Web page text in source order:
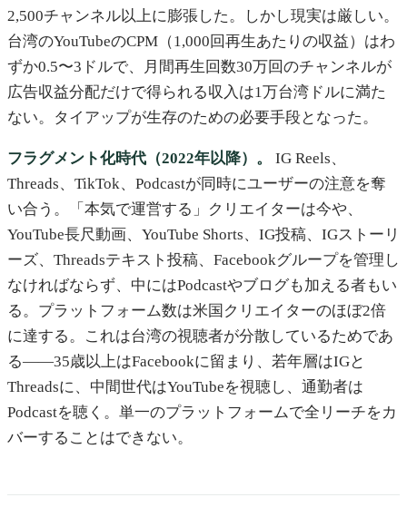
2,500チャンネル以上に膨張した。しかし現実は厳しい。
台湾のYouTubeのCPM（1,000回再生あたりの収益）はわ
ずか0.5〜3ドルで、月間再生回数30万回のチャンネルが
広告収益分配だけで得られる収入は1万台湾ドルに満た
ない。タイアップが生存のための必要手段となった。
フラグメント化時代（2022年以降）。
IG Reels、
Threads、TikTok、Podcastが同時にユーザーの注意を奪
い合う。「本気で運営する」クリエイターは今や、
YouTube長尺動画、YouTube Shorts、IG投稿、IGストーリ
ーズ、Threadsテキスト投稿、Facebookグループを管理し
なければならず、中にはPodcastやブログも加える者もい
る。プラットフォーム数は米国クリエイターのほぼ2倍
に達する。これは台湾の視聴者が分散しているためであ
る——35歳以上はFacebookに留まり、若年層はIGと
Threadsに、中間世代はYouTubeを視聴し、通勤者は
Podcastを聴く。単一のプラットフォームで全リーチをカ
バーすることはできない。